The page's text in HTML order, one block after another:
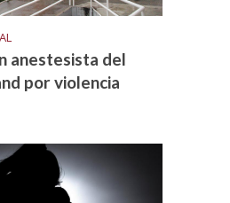
anestesista del
por violencia